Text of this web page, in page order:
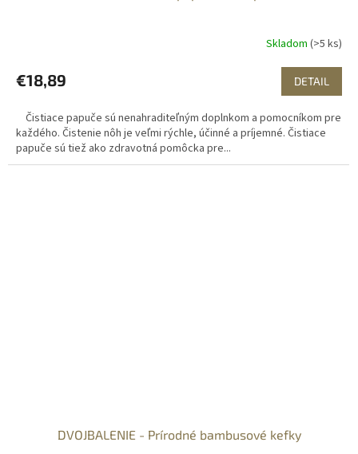
Skladom (>5 ks)
€18,89 DETAIL
Čistiace papuče sú nenahraditeľným doplnkom a pomocníkom pre
každého. Čistenie nôh je veľmi rýchle, účinné a príjemné. Čistiace
papuče sú tiež ako zdravotná pomôcka pre...
DVOJBALENIE - Prírodné bambusové kefky